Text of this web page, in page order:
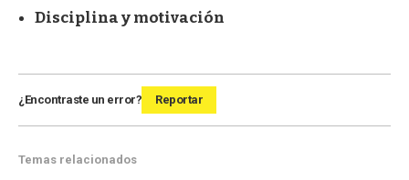
Disciplina y motivación
¿Encontraste un error? Reportar
Temas relacionados